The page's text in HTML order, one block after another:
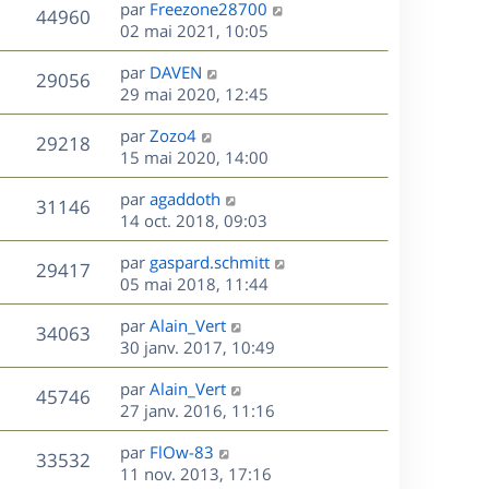
n
i
e
r
m
e
s
s
a
g
e
44960V
u
e
s
D
e
r
n
i
e
r
m
e
s
s
a
g
e
par Freezone28700
02 mai 2021, 10:05
29056V
u
e
D
e
r
n
i
e
r
m
e
s
s
a
g
e
par DAVEN
29 mai 2020, 12:45
29218V
u
e
s
D
e
r
n
i
e
r
m
e
s
s
a
g
e
par Zozo4
15 mai 2020, 14:00
31146V
u
s
D
e
r
n
i
e
r
m
e
s
s
a
g
e
par agaddoth
14 oct. 2018, 09:03
29417V
u
e
D
e
r
n
i
e
r
m
e
s
s
par gaspard.schmitt
05 mai 2018, 11:44
34063V
u
e
s
D
e
r
n
i
e
r
m
par Alain_Vert
30 janv. 2017, 10:49
45746V
u
e
D
e
r
n
i
par Alain_Vert
27 janv. 2016, 11:16
33532V
D
e
par FlOw-83
11 nov. 2013, 17:16